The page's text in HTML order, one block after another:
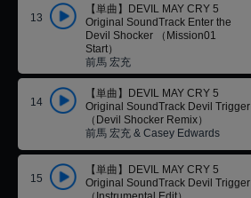
13
【単曲】DEVIL MAY CRY 5
Original SoundTrack Enter the
Devil Shocker （Mission01
Start）
前馬 宏充
14
【単曲】DEVIL MAY CRY 5
Original SoundTrack Devil Trigger
（Devil Shocker Remix）
前馬 宏充 & Casey Edwards
15
【単曲】DEVIL MAY CRY 5
Original SoundTrack Devil Trigger